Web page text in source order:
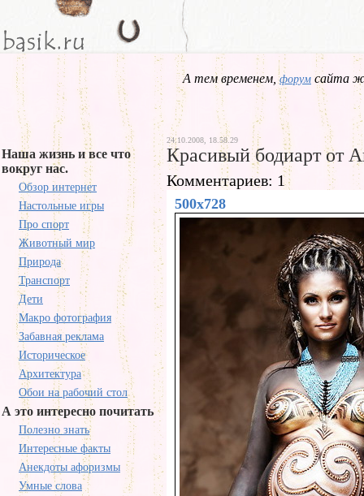
А тем временем,форум сайта
Наша жизнь и все что
вокруг нас.
Обзор интернет
Настольные игры
Про спорт
Животный мир
Природа
Транспорт
Дети
Макро фотография
Забавная реклама
Историческое
Архитектура
Обои на рабочий стол
А это интересно почитать
Полезно знать
Интересные факты
Анекдоты афоризмы
Умные слова
24.10.2008, 18.58.29
Красивый бодиарт от
Комментариев: 1
500x728